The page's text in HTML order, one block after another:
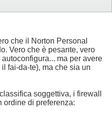
che il Norton Personal
Vero che è pesante, vero
ma per avere
fai-da-te), ma che sia un
soggettiva, i firewall
ordine di preferenza: